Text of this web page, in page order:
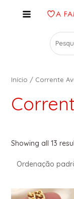
Início / Corrente
Showing all 13